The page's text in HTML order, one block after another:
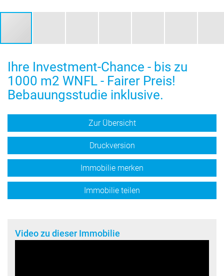
Ihre Investment-Chance - bis zu
1000 m2 WNFL - Fairer Preis!
Bebauungsstudie inklusive.
Zur Übersicht
Druckversion
Immobilie merken
Immobilie teilen
Video zu dieser Immobilie